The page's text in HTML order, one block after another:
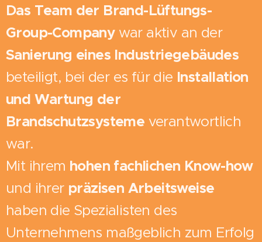
Das Team der Brand-Lüftungs-
Group-Companywar aktiv an der
Sanierung eines Industriegebäudes
beteiligt, bei der es für die Installation
und Wartung der
Brandschutzsysteme verantwortlich
war.
Mit ihrem hohen fachlichen Know-how
und ihrer präzisen Arbeitsweise
haben die Spezialisten des
Unternehmens maßgeblich zum Erfolg